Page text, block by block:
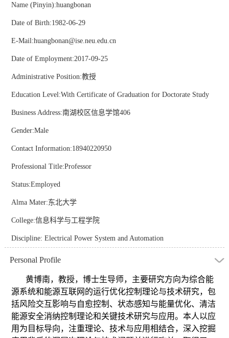
Name (Pinyin):huangbonan
Date of Birth:1982-06-29
E-Mail:huangbonan@ise.neu.edu.cn
Date of Employment:2017-09-25
Administrative Position:教授
Education Level:With Certificate of Graduation for Doctorate Study
Business Address:南湖校区信息学馆406
Gender:Male
Contact Information:18940220950
Professional Title:Professor
Status:Employed
Alma Mater:东北大学
College:信息科学与工程学院
Discipline: Electrical Power System and Automation
Personal Profile
黄博南，教授，博士生导师，主要研究方向为综合能
源系统和能源互联网的运行优化控制理论与技术研究，包
括风险交互影响与自愈控制、状态感知与能量优化、清洁
能源安全消纳控制理论和关键技术研究与应用。本人以应
用为目标导向，注重理论、技术与应用相结合，深入挖掘